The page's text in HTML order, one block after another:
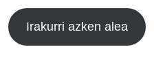
Irakurri azken alea